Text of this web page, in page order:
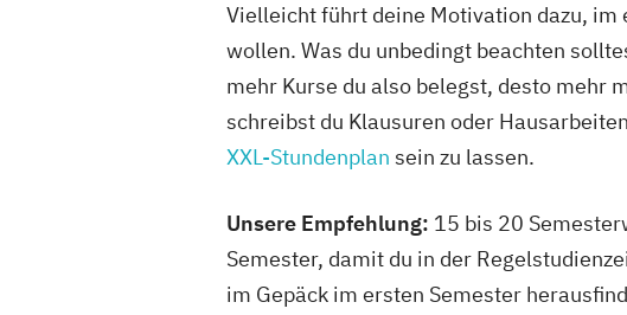
Vielleicht führt deine Motivation dazu, im
wollen. Was du unbedingt beachten
mehr Kurse du also belegst, desto mehr
schreibst du Klausuren oder
XXL-Stundenplan sein zu lassen.
Unsere Empfehlung: 15 bis 20
Semester, damit du in der
im Gepäck im ersten Semester